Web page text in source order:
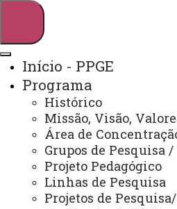
Webmail Sistemas
Arquivo Virtual
Início - PPGE
Programa
Histórico
Missão, Visão,
Área de
Grupos de Pesquisa
Projeto Pedagógico
Linhas de Pesquisa
Projetos de